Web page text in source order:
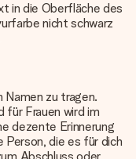
in die Oberfläche des
nicht schwarz
zu tragen.
für Frauen wird im
dezente Erinnerung
die es für dich